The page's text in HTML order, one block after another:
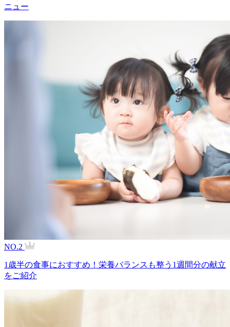
ニュー
NO.2
1歳半の食事におすすめ！栄養バランスも整う1週間分の献立
をご紹介